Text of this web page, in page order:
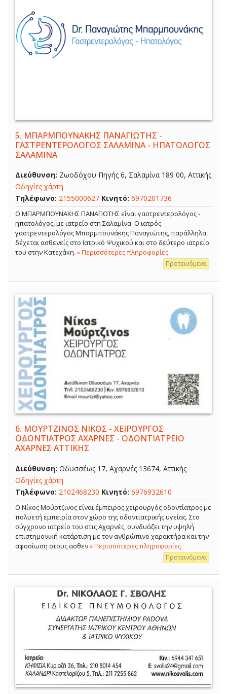
5. ΜΠΑΡΜΠΟΥΝΑΚΗΣ ΠΑΝΑΓΙΩΤΗΣ -
ΓΑΣΤΡΕΝΤΕΡΟΛΟΓΟΣ ΣΑΛΑΜΙΝΑ - ΗΠΑΤΟΛΟΓΟΣ
ΣΑΛΑΜΙΝΑ
Διεύθυνση: Ζωοδόχου Πηγής 6, Σαλαμίνα 189 00, Αττικής
Οδηγίες χάρτη
Τηλέφωνο: 2155000627 Κινητό: 6970201736
Ο ΜΠΑΡΜΠΟΥΝΑΚΗΣ ΠΑΝΑΓΙΩΤΗΣ είναι γαστρεντερολόγος -
ηπατολόγος, με ιατρείο στη Σαλαμίνα. Ο ιατρός
γαστρεντερολόγος Μπαρμπουνάκης Παναγιώτης, παράλληλα,
δέχεται ασθενείς στο Ιατρικό Ψυχικού και στο δεύτερο ιατρείο
του στην Κατεχάκη. » Περισσότερες πληροφορίες
Προτεινόμενα
6. ΜΟΥΡΤΖΙΝΟΣ ΝΙΚΟΣ - ΧΕΙΡΟΥΡΓΟΣ
ΟΔΟΝΤΙΑΤΡΟΣ ΑΧΑΡΝΕΣ - ΟΔΟΝΤΙΑΤΡΕΙΟ
ΑΧΑΡΝΕΣ ΑΤΤΙΚΗΣ
Διεύθυνση: Οδυσσέως 17, Αχαρνές 13674, Αττικής
Οδηγίες χάρτη
Τηλέφωνο: 2102468230 Κινητό: 6976932610
Ο Νίκος Μούρτζινος είναι έμπειρος χειρουργός οδοντίατρος με
πολυετή εμπειρία στον χώρο της οδοντιατρικής υγείας. Στο
σύγχρονο ιατρείο του στις Αχαρνές, συνδυάζει την υψηλή
επιστημονική κατάρτιση με τον ανθρώπινο χαρακτήρα και την
αφοσίωση στους ασθεν» Περισσότερες πληροφορίες
Προτεινόμενα